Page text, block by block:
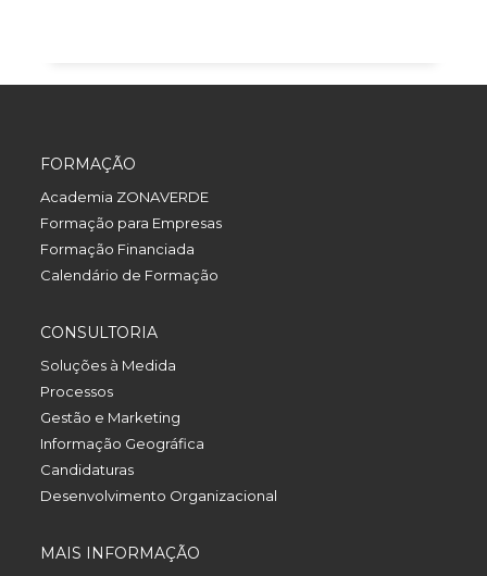
FORMAÇÃO
Academia ZONAVERDE
Formação para Empresas
Formação Financiada
Calendário de Formação
CONSULTORIA
Soluções à Medida
Processos
Gestão e Marketing
Informação Geográfica
Candidaturas
Desenvolvimento Organizacional
MAIS INFORMAÇÃO